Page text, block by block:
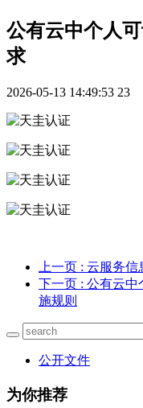
公有云中个人
求
2026-05-13 14:49:53 23
上一页 : 云服务信
下一页 : 公有云中
施规则
公开文件
为你推荐